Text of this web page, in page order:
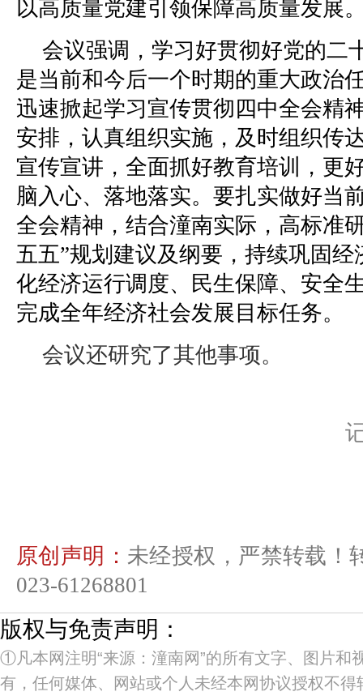
以高质量党建引领保障高质量发展
会议强调，学习好贯彻好党的二
是当前和今后一个时期的重大政治
迅速掀起学习宣传贯彻四中全会精
安排，认真组织实施，及时组织传
宣传宣讲，全面抓好教育培训，更
脑入心、落地落实。要扎实做好当
全会精神，结合潼南实际，高标准
五五”规划建议及纲要，持续巩固经
化经济运行调度、民生保障、安全
完成全年经济社会发展目标任务。
会议还研究了其他事项。
原创声明：未经授权，严禁转载！
023-61268801
版权与免责声明：
①凡本网注明“来源：潼南网”的所有文字、图片和
有，任何媒体、网站或个人未经本网协议授权不